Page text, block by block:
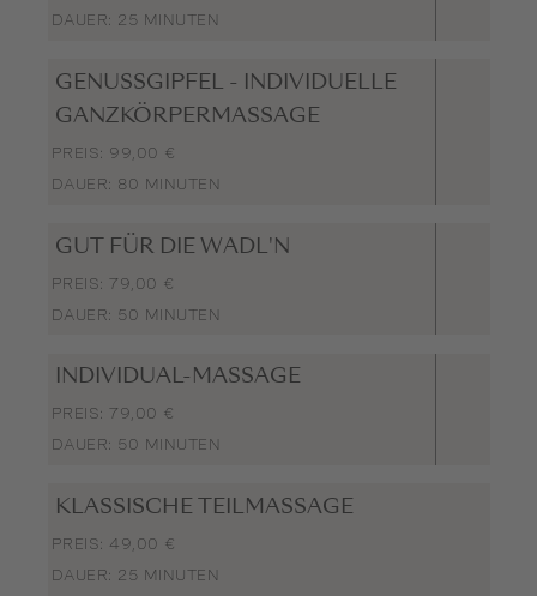
DAUER: 25 MINUTEN
GENUSSGIPFEL - INDIVIDUELLE
GANZKÖRPERMASSAGE
PREIS: 99,00 €
DAUER: 80 MINUTEN
GUT FÜR DIE WADL'N
PREIS: 79,00 €
DAUER: 50 MINUTEN
INDIVIDUAL-MASSAGE
PREIS: 79,00 €
DAUER: 50 MINUTEN
KLASSISCHE TEILMASSAGE
PREIS: 49,00 €
DAUER: 25 MINUTEN